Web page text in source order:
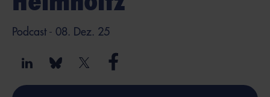
Podcast- 08. Dez. 25